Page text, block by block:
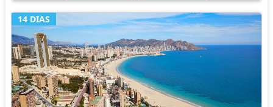
14 DIAS